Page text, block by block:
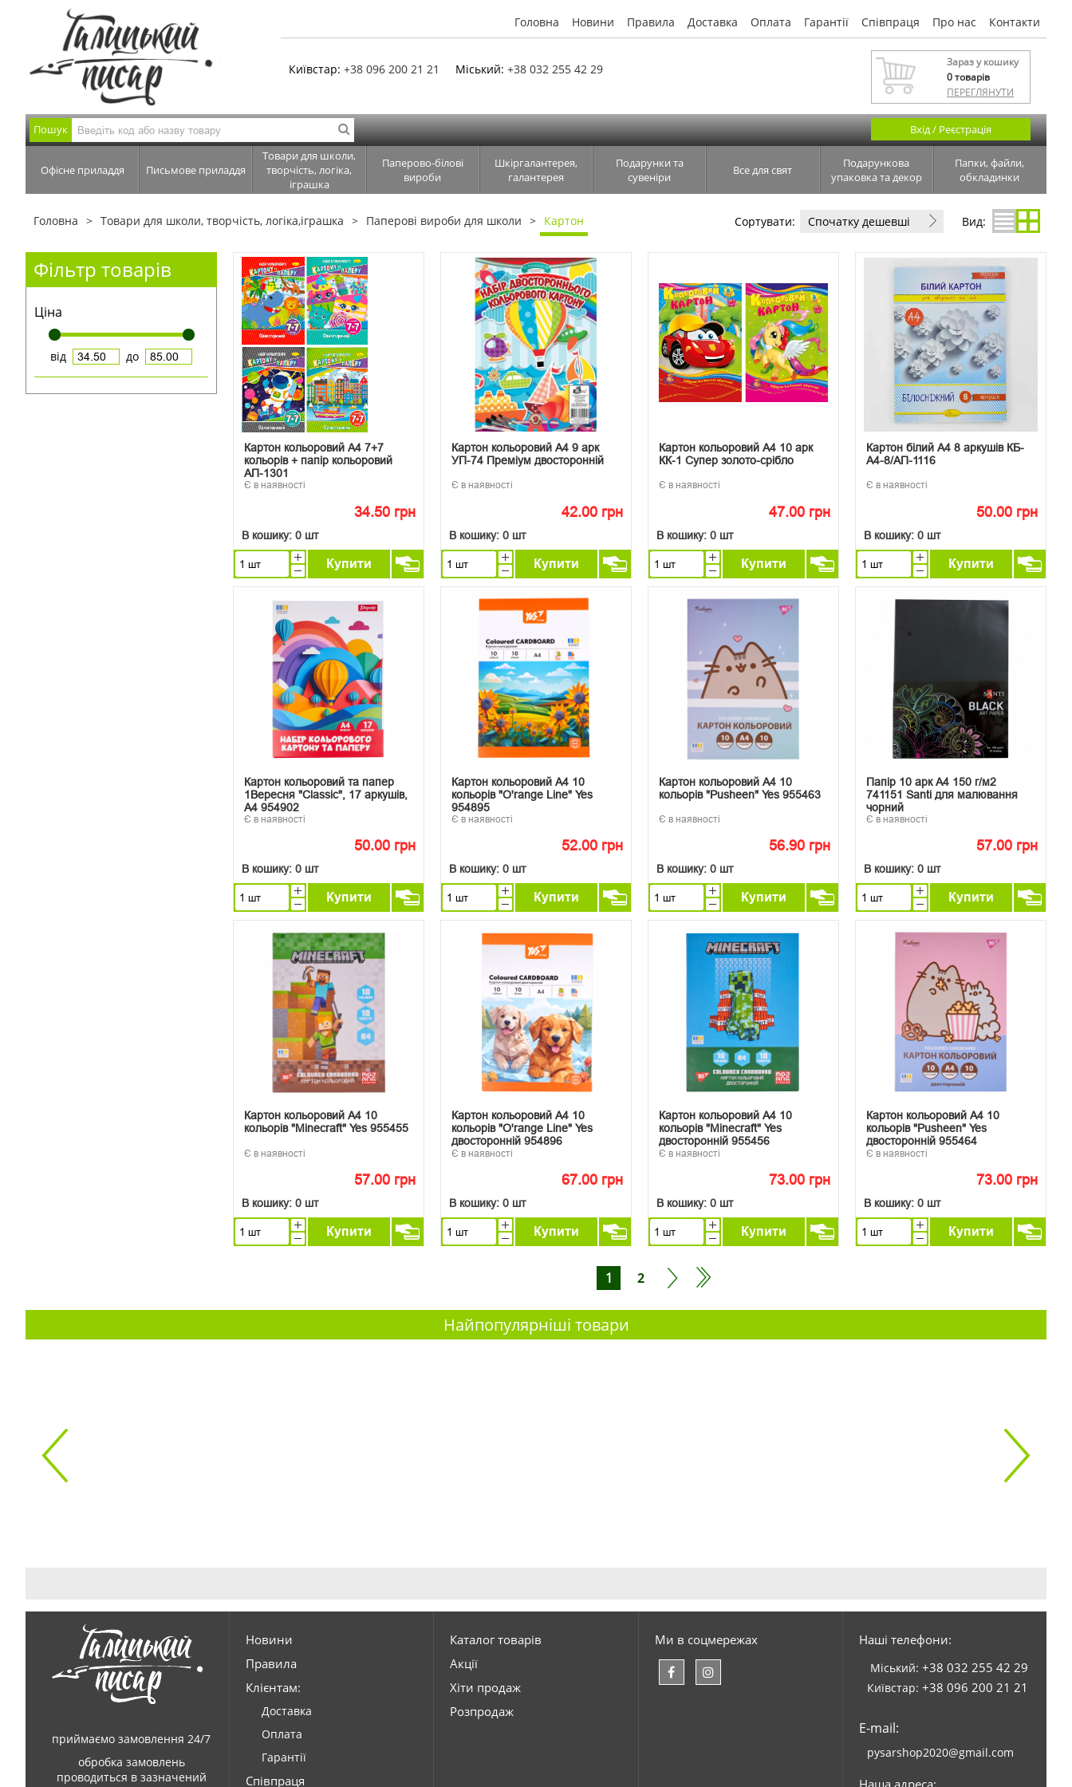
Головна Новини Правила Доставка Оплата Гарантії Співпраця Про нас Контакти
Київстар: +38 096 200 21 21 Міський: +38 032 255 42 29
Зараз у кошику
0товарів
ПЕРЕГЛЯНУТИ
Пошук Вхід / Реєстрація
Офісне приладдя Письмове приладдя
Товари для школи,
творчість, логіка,
іграшка
Паперово-білові
вироби
Шкіргалантерея,
галантерея
Подарунки та
сувеніри
Все для свят
Подарункова
упаковка та декор
Папки, файли,
обкладинки
Головна Товари для школи, творчість, логіка,іграшка Паперові вироби для школи Картон Сортувати: Спочатку дешевші Вид:
Фільтр товарів
Ціна
від до
Картон кольоровий А4 7+7
кольорів + папір кольоровий
АП-1301
Є в наявності
34.50 грн
В кошику: 0 шт
Купити
Картон кольоровий А4 9 арк
УП-74 Преміум двосторонній
Є в наявності
42.00 грн
В кошику: 0 шт
Купити
Картон кольоровий А4 10 арк
КК-1 Супер золото-срібло
Є в наявності
47.00 грн
В кошику: 0 шт
Купити
Картон білий А4 8 аркушів КБ-
А4-8/АП-1116
Є в наявності
50.00 грн
В кошику: 0 шт
Купити
Картон кольоровий та папер
1Вересня "Classic", 17 аркушів,
А4 954902
Є в наявності
50.00 грн
В кошику: 0 шт
Купити
Картон кольоровий А4 10
кольорів "O'range Line" Yes
954895
Є в наявності
52.00 грн
В кошику: 0 шт
Купити
Картон кольоровий А4 10
кольорів "Pusheen" Yes 955463
Є в наявності
56.90 грн
В кошику: 0 шт
Купити
Папір 10 арк А4 150 г/м2
741151 Santi для малювання
чорний
Є в наявності
57.00 грн
В кошику: 0 шт
Купити
Картон кольоровий А4 10
кольорів "Minecraft" Yes 955455
Є в наявності
57.00 грн
В кошику: 0 шт
Купити
Картон кольоровий А4 10
кольорів "O'range Line" Yes
двосторонній 954896
Є в наявності
67.00 грн
В кошику: 0 шт
Купити
Картон кольоровий А4 10
кольорів "Minecraft" Yes
двосторонній 955456
Є в наявності
73.00 грн
В кошику: 0 шт
Купити
Картон кольоровий А4 10
кольорів "Pusheen" Yes
двосторонній 955464
Є в наявності
73.00 грн
В кошику: 0 шт
Купити
1 2
Найпопулярніші товари
приймаємо замовлення 24/7
обробка замовлень
проводиться в зазначений
Новини
Правила
Клієнтам:
Доставка
Оплата
Гарантії
Співпраця
Каталог товарів
Акції
Хіти продаж
Розпродаж
Ми в соцмережах Наші телефони:
Міський: +38 032 255 42 29
Київстар: +38 096 200 21 21
E-mail:
pysarshop2020@gmail.com
Наша адреса: